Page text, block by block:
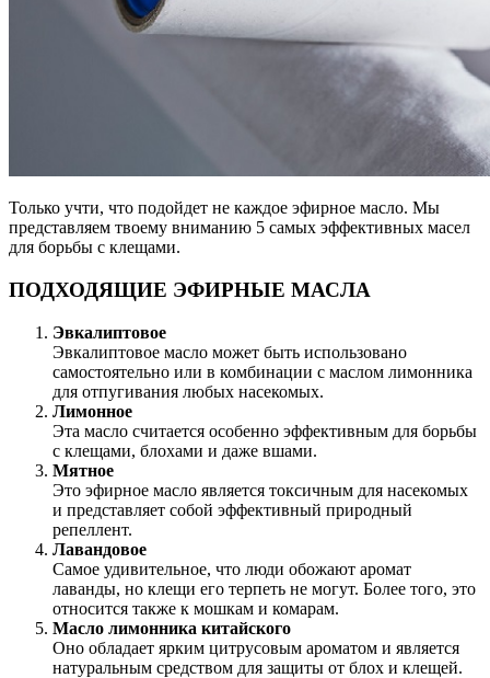
Только учти, что подойдет не каждое эфирное масло. Мы
представляем твоему вниманию 5 самых эффективных масел
для борьбы с клещами.
ПОДХОДЯЩИЕ ЭФИРНЫЕ МАСЛА
Эвкалиптовое
Эвкалиптовое масло может быть использовано
самостоятельно или в комбинации с маслом лимонника
для отпугивания любых насекомых.
Лимонное
Эта масло считается особенно эффективным для борьбы
с клещами, блохами и даже вшами.
Мятное
Это эфирное масло является токсичным для насекомых
и представляет собой эффективный природный
репеллент.
Лавандовое
Самое удивительное, что люди обожают аромат
лаванды, но клещи его терпеть не могут. Более того, это
относится также к мошкам и комарам.
Масло лимонника китайского
Оно обладает ярким цитрусовым ароматом и является
натуральным средством для защиты от блох и клещей.